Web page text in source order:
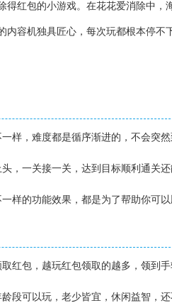
得红包的小游戏。在花花爱消除中，
内容机独具匠心，每次玩都根本停不
样，难度都是循序渐进的，不会突然
，一关接一关，达到目标顺利通关还
样的功能效果，都是为了帮助你可以
红包，越玩红包领取的越多，领到手
段可以玩，老少皆宜，休闲益智，还